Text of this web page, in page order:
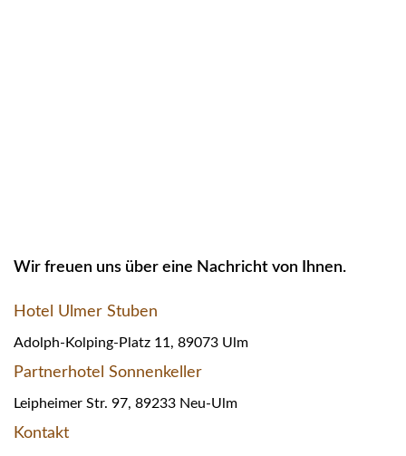
Wir freuen uns über eine Nachricht von Ihnen.
Hotel Ulmer Stuben
Adolph-Kolping-Platz 11, 89073 Ulm
Partnerhotel Sonnenkeller
Leipheimer Str. 97, 89233 Neu-Ulm
Kontakt